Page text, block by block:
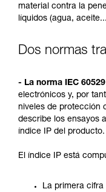
ejecutar
seguridad,
Damos
su actividad.
material contra la
líquidos (agua,
Dos normas
- La norma IEC 60529
electrónicos y, por
niveles de protección
describe los ensayos
índice IP del producto.
El índice IP está
La primera